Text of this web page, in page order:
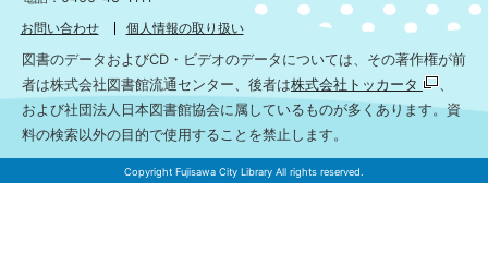
お問い合わせ
個人情報の取り扱い
図書のデータおよびCD・ビデオのデータについては、その著作権が前
者は株式会社図書館流通センター、後者は株式会社トッカータ
、
および社団法人日本図書館協会に属しているものが多くあります。資
料の検索以外の目的で使用することを禁止します。
Copyright Fujisawa City Library All rights reserved.